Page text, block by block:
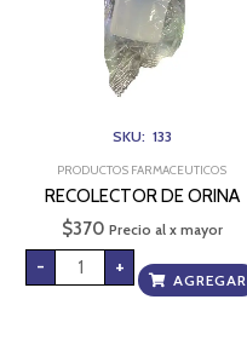
SKU: 133
PRODUCTOS FARMACEUTICOS
RECOLECTOR DE ORINA
$370 Precio al x mayor
- +
AGREGAR